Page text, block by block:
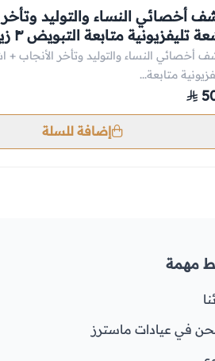
أخصائي النساء والتوليد وتأخر
تليفزيونية متابعة التبويض ٣ زيارات
أخصائي النساء والتوليد وتأخر الأنجاب +
متابعة...
إضافة للسلة
مهمة
في عيادات ماسترز